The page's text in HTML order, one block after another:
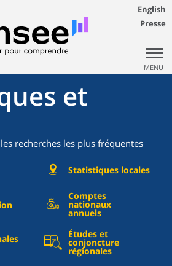
English
Presse
MENU
et
recherches les plus fréquentes
Statistiques locales
Comptes
nationaux
annuels
Études et
conjoncture
régionales